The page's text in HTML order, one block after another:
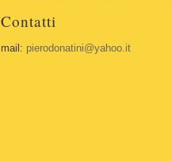
Contatti
mail: pierodonatini@yahoo.it